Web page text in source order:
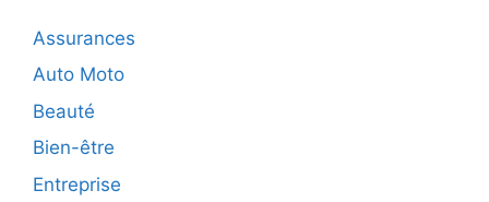
Assurances
Auto Moto
Beauté
Bien-être
Entreprise